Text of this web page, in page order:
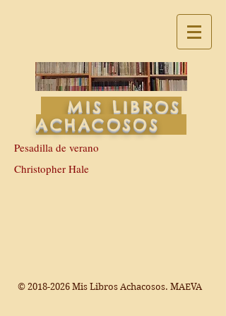
MIS LIBROS
ACHACOSOS
Pesadilla de verano
Christopher Hale
© 2018-2026 Mis Libros Achacosos. MAEVA